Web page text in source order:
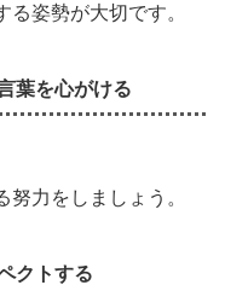
姿勢が大切です。
葉を心がける
力をしましょう。
クトする